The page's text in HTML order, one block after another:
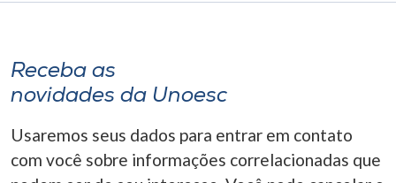
Receba as
novidades da Unoesc
Usaremos seus dados para entrar em contato
com você sobre informações correlacionadas que